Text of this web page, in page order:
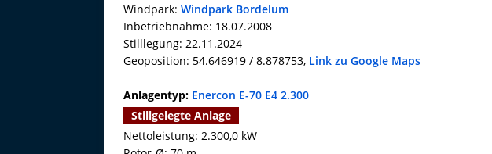
Windpark: Windpark Bordelum
Inbetriebnahme: 18.07.2008
Stilllegung: 22.11.2024
Geoposition: 54.646919 / 8.878753, Link zu Google Maps
Anlagentyp: Enercon E-70 E4 2.300
Stillgelegte Anlage
Nettoleistung: 2.300,0 kW